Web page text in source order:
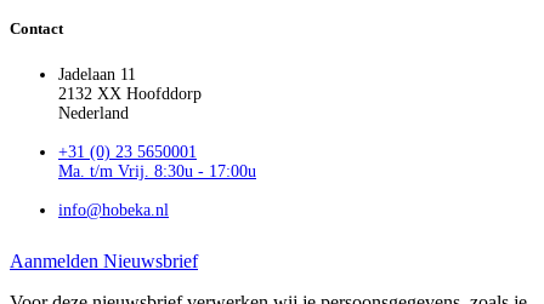
Contact
Jadelaan 11
2132 XX Hoofddorp
Nederland
+31 (0) 23 5650001
Ma. t/m Vrij. 8:30u - 17:00u
info@hobeka.nl
Aanmelden Nieuwsbrief